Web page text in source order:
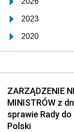
2023
2020
2017
2014
2011
2008
2005
ZARZĄDZENIE
MINISTRÓW z
sprawie Rady
Polski